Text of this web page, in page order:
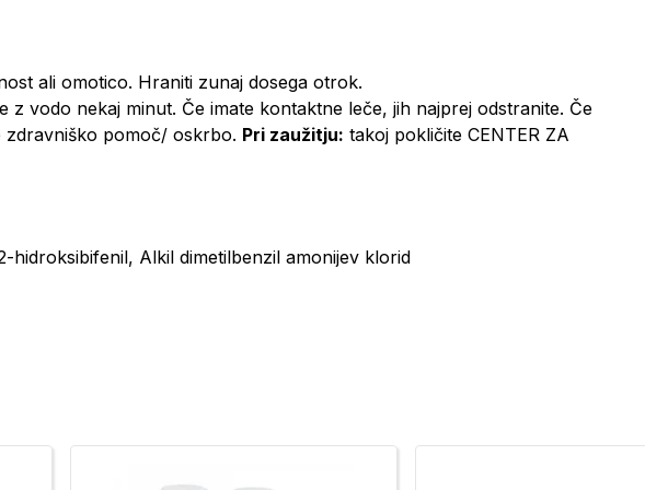
ali omotico. Hraniti zunaj dosega otrok.
z vodo nekaj minut. Če imate kontaktne leče, jih najprej odstranite. Če
zdravniško pomoč/ oskrbo. Pri zaužitju: takoj pokličite CENTER ZA
hidroksibifenil, Alkil dimetilbenzil amonijev klorid